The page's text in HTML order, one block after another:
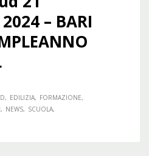
– BARI
EDILIZIA
FORMAZIONE
NEWS SCUOLA